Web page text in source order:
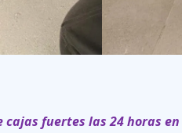
cajas fuertes las 24 horas